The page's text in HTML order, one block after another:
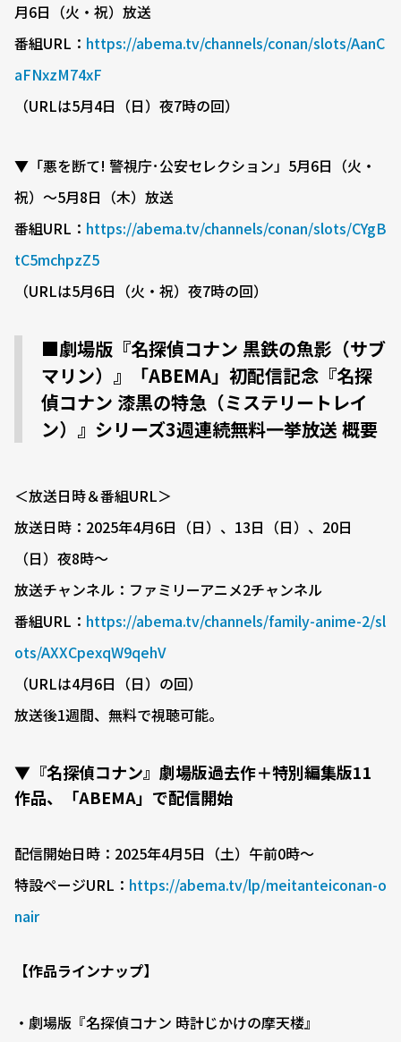
月6日（火・祝）放送
番組URL： https://abema.tv/channels/conan/slots/AanC
aFNxzM74xF
（URLは5月4日（日）夜7時の回）
▼「悪を断て! 警視庁･公安セレクション」5月6日（火・
祝）〜5月8日（木）放送
番組URL： https://abema.tv/channels/conan/slots/CYgB
tC5mchpzZ5
（URLは5月6日（火・祝）夜7時の回）
■劇場版『名探偵コナン 黒鉄の魚影（サブ
マリン）』「ABEMA」初配信記念『名探
偵コナン 漆黒の特急（ミステリートレイ
ン）』シリーズ3週連続無料一挙放送 概要
＜放送日時＆番組URL＞
放送日時：2025年4月6日（日）、13日（日）、20日
（日）夜8時〜
放送チャンネル：ファミリーアニメ2チャンネル
番組URL： https://abema.tv/channels/family-anime-2/sl
ots/AXXCpexqW9qehV
（URLは4月6日（日）の回）
放送後1週間、無料で視聴可能。
▼『名探偵コナン』劇場版過去作＋特別編集版11
作品、「ABEMA」で配信開始
配信開始日時：2025年4月5日（土）午前0時〜
特設ページURL： https://abema.tv/lp/meitanteiconan-o
nair
【作品ラインナップ】
・劇場版『名探偵コナン 時計じかけの摩天楼』